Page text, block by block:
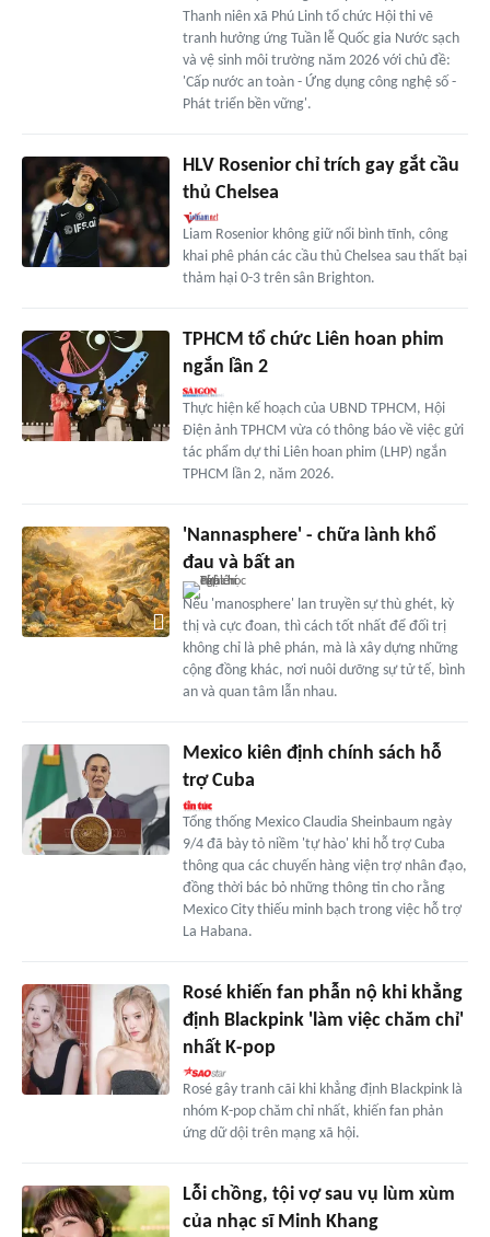
Thanh niên xã Phú Linh tổ chức Hội thi vẽ
tranh hưởng ứng Tuần lễ Quốc gia Nước sạch
và vệ sinh môi trường năm 2026 với chủ đề:
'Cấp nước an toàn - Ứng dụng công nghệ số -
Phát triển bền vững'.
HLV Rosenior chỉ trích gay gắt cầu
thủ Chelsea
Liam Rosenior không giữ nổi bình tĩnh, công
khai phê phán các cầu thủ Chelsea sau thất bại
thảm hại 0-3 trên sân Brighton.
TPHCM tổ chức Liên hoan phim
ngắn lần 2
Thực hiện kế hoạch của UBND TPHCM, Hội
Điện ảnh TPHCM vừa có thông báo về việc gửi
tác phẩm dự thi Liên hoan phim (LHP) ngắn
TPHCM lần 2, năm 2026.
'Nannasphere' - chữa lành khổ
đau và bất an
Nếu 'manosphere' lan truyền sự thù ghét, kỳ
thị và cực đoan, thì cách tốt nhất để đối trị
không chỉ là phê phán, mà là xây dựng những
cộng đồng khác, nơi nuôi dưỡng sự tử tế, bình
an và quan tâm lẫn nhau.
Mexico kiên định chính sách hỗ
trợ Cuba
Tổng thống Mexico Claudia Sheinbaum ngày
9/4 đã bày tỏ niềm 'tự hào' khi hỗ trợ Cuba
thông qua các chuyến hàng viện trợ nhân đạo,
đồng thời bác bỏ những thông tin cho rằng
Mexico City thiếu minh bạch trong việc hỗ trợ
La Habana.
Rosé khiến fan phẫn nộ khi khẳng
định Blackpink 'làm việc chăm chỉ'
nhất K-pop
Rosé gây tranh cãi khi khẳng định Blackpink là
nhóm K-pop chăm chỉ nhất, khiến fan phản
ứng dữ dội trên mạng xã hội.
Lỗi chồng, tội vợ sau vụ lùm xùm
của nhạc sĩ Minh Khang